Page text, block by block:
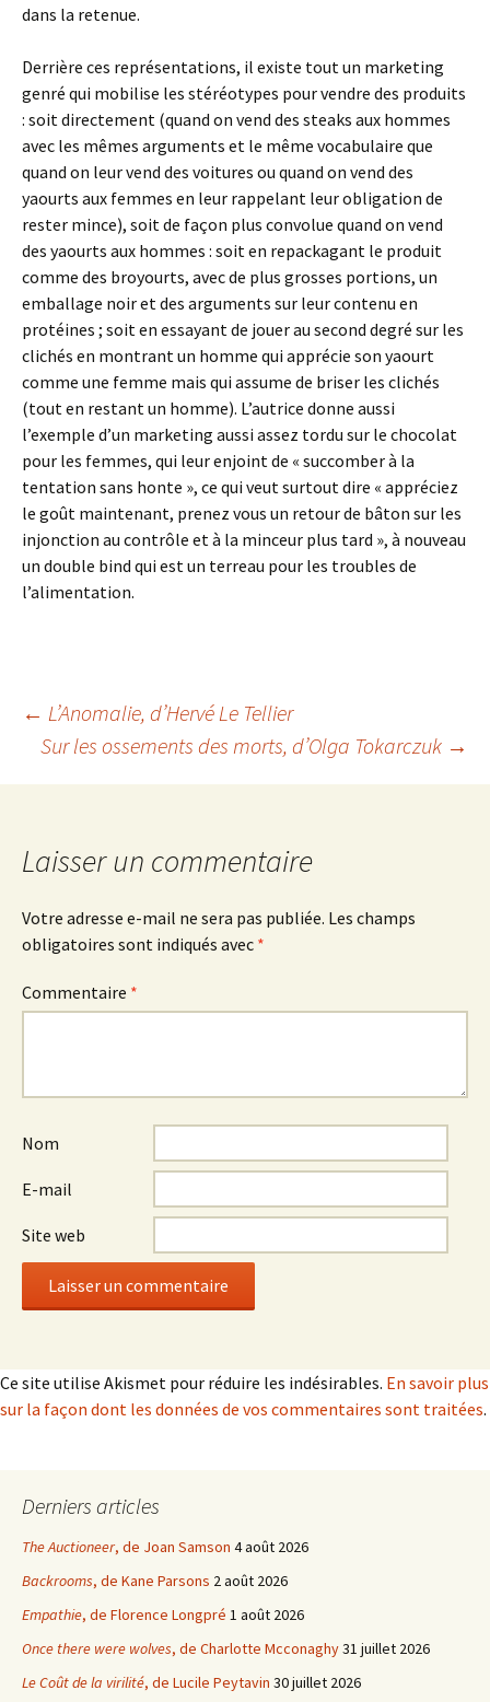
dans la retenue.
Derrière ces représentations, il existe tout un marketing
genré qui mobilise les stéréotypes pour vendre des produits
: soit directement (quand on vend des steaks aux hommes
avec les mêmes arguments et le même vocabulaire que
quand on leur vend des voitures ou quand on vend des
yaourts aux femmes en leur rappelant leur obligation de
rester mince), soit de façon plus convolue quand on vend
des yaourts aux hommes : soit en repackagant le produit
comme des broyourts, avec de plus grosses portions, un
emballage noir et des arguments sur leur contenu en
protéines ; soit en essayant de jouer au second degré sur les
clichés en montrant un homme qui apprécie son yaourt
comme une femme mais qui assume de briser les clichés
(tout en restant un homme). L’autrice donne aussi
l’exemple d’un marketing aussi assez tordu sur le chocolat
pour les femmes, qui leur enjoint de « succomber à la
tentation sans honte », ce qui veut surtout dire « appréciez
le goût maintenant, prenez vous un retour de bâton sur les
injonction au contrôle et à la minceur plus tard », à nouveau
un double bind qui est un terreau pour les troubles de
l’alimentation.
Navigation
des
articles
← L’Anomalie, d’Hervé Le Tellier
Sur les ossements des morts, d’Olga Tokarczuk →
Laisser un commentaire
Votre adresse e-mail ne sera pas publiée. Les champs
obligatoires sont indiqués avec *
Commentaire *
Nom
E-mail
Site web
Ce site utilise Akismet pour réduire les indésirables. En savoir plus
sur la façon dont les données de vos commentaires sont traitées.
Derniers articles
The Auctioneer, de Joan Samson 4 août 2026
Backrooms, de Kane Parsons 2 août 2026
Empathie, de Florence Longpré 1 août 2026
Once there were wolves, de Charlotte Mcconaghy31 juillet 2026
Le Coût de la virilité, de Lucile Peytavin 30 juillet 2026